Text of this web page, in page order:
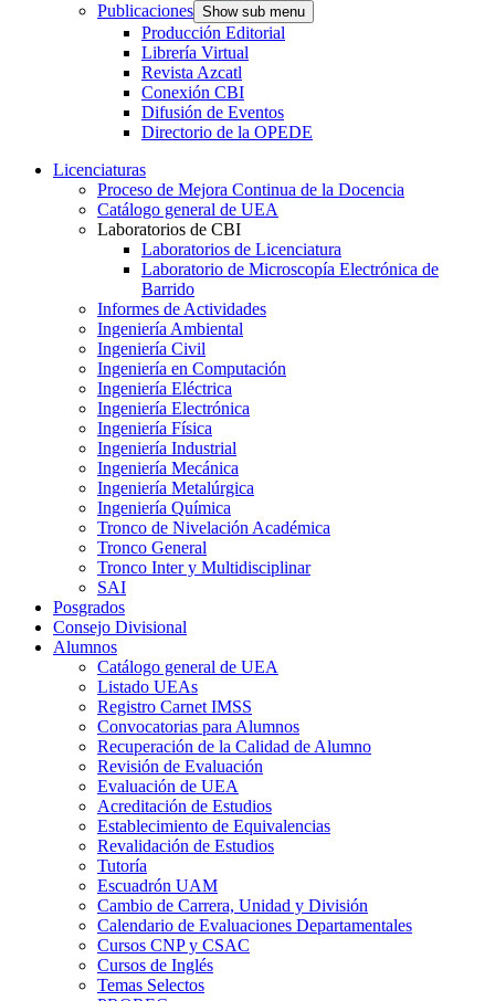
Publicaciones Show sub menu
Producción Editorial
Librería Virtual
Revista Azcatl
Conexión CBI
Difusión de Eventos
Directorio de la OPEDE
Licenciaturas
Proceso de Mejora Continua de la Docencia
Catálogo general de UEA
Laboratorios de CBI
Laboratorios de Licenciatura
Laboratorio de Microscopía Electrónica de
Barrido
Informes de Actividades
Ingeniería Ambiental
Ingeniería Civil
Ingeniería en Computación
Ingeniería Eléctrica
Ingeniería Electrónica
Ingeniería Física
Ingeniería Industrial
Ingeniería Mecánica
Ingeniería Metalúrgica
Ingeniería Química
Tronco de Nivelación Académica
Tronco General
Tronco Inter y Multidisciplinar
SAI
Posgrados
Consejo Divisional
Alumnos
Catálogo general de UEA
Listado UEAs
Registro Carnet IMSS
Convocatorias para Alumnos
Recuperación de la Calidad de Alumno
Revisión de Evaluación
Evaluación de UEA
Acreditación de Estudios
Establecimiento de Equivalencias
Revalidación de Estudios
Tutoría
Escuadrón UAM
Cambio de Carrera, Unidad y División
Calendario de Evaluaciones Departamentales
Cursos CNP y CSAC
Cursos de Inglés
Temas Selectos